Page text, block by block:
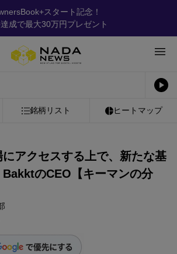
スタート記念！
成で最大30万円プレゼント
銘柄リスト ヒートマップ
にアクセスする上で、新たな基
のCEO【キーマンの分